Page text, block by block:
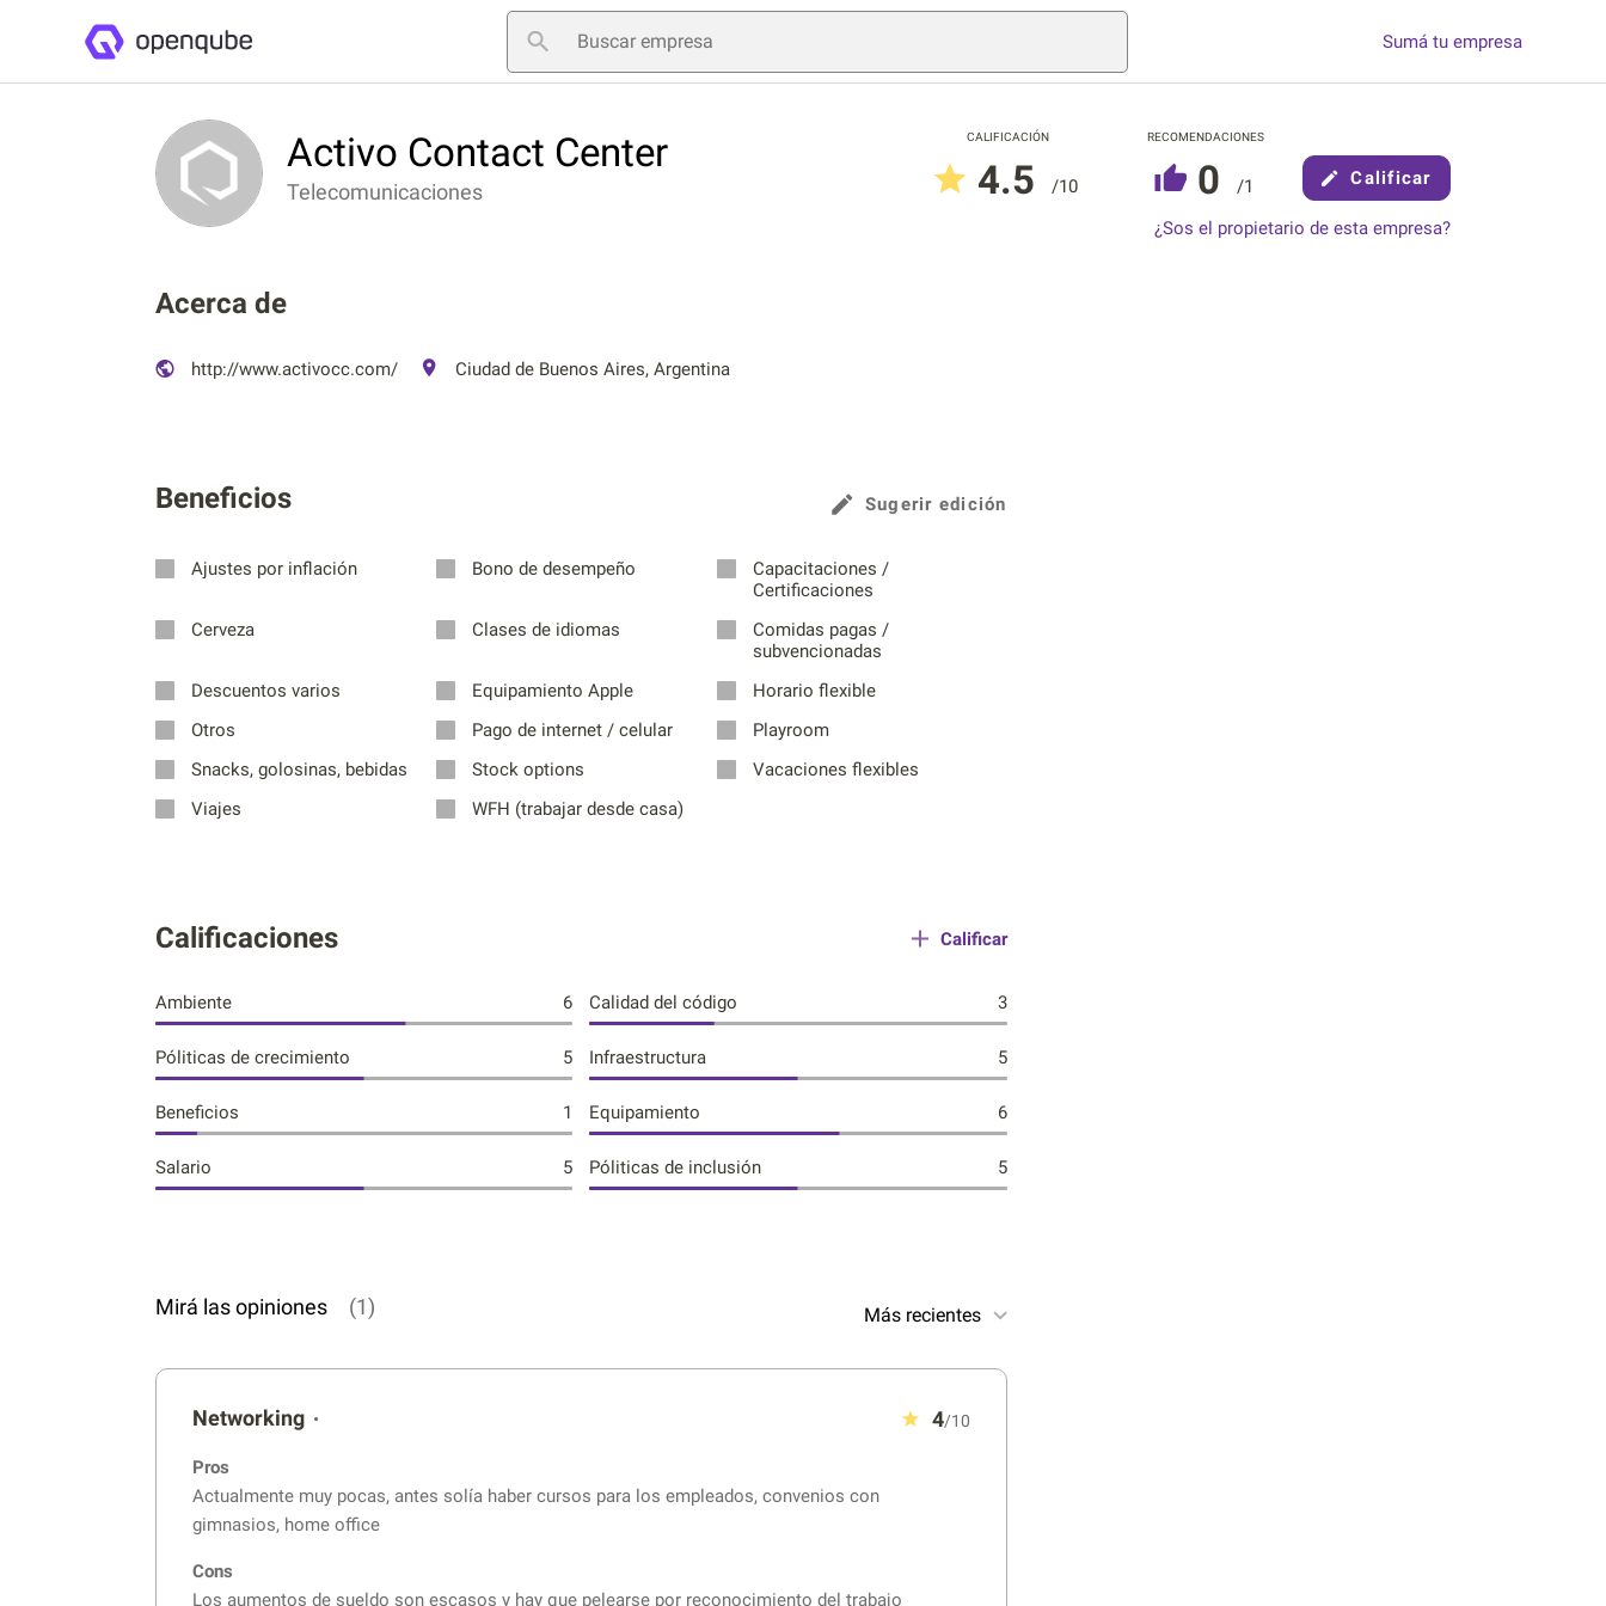
Sumá tu empresa
Activo Contact Center
Telecomunicaciones
CALIFICACIÓN
4.5 /10
RECOMENDACIONES
0 /1 Calificar
¿Sos el propietario de esta empresa?
Acerca de
http://www.activocc.com/ Ciudad de Buenos Aires, Argentina
Beneficios Sugerir edición
Ajustes por inflación Bono de desempeño
Capacitaciones /
Certificaciones
Cerveza
Clases de idiomas
Comidas pagas /
subvencionadas
Descuentos varios
Equipamiento Apple
Horario flexible
Otros
Pago de internet / celular
Playroom
Snacks, golosinas, bebidas
Stock options
Vacaciones flexibles
Viajes
WFH (trabajar desde casa)
Calificaciones Calificar
Ambiente 6 Calidad del código 3
Póliticas de crecimiento 5 Infraestructura 5
Beneficios 1 Equipamiento 6
Salario 5 Póliticas de inclusión 5
Mirá las opiniones (1) Más recientes
Networking • 4/10
Pros
Actualmente muy pocas, antes solía haber cursos para los empleados, convenios con
gimnasios, home office
Cons
Los aumentos de sueldo son escasos y hay que pelearse por reconocimiento del trabajo